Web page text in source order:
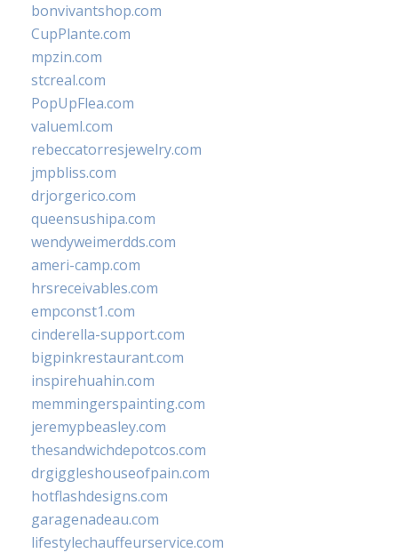
bonvivantshop.com
CupPlante.com
mpzin.com
stcreal.com
PopUpFlea.com
valueml.com
rebeccatorresjewelry.com
jmpbliss.com
drjorgerico.com
queensushipa.com
wendyweimerdds.com
ameri-camp.com
hrsreceivables.com
empconst1.com
cinderella-support.com
bigpinkrestaurant.com
inspirehuahin.com
memmingerspainting.com
jeremypbeasley.com
thesandwichdepotcos.com
drgiggleshouseofpain.com
hotflashdesigns.com
garagenadeau.com
lifestylechauffeurservice.com